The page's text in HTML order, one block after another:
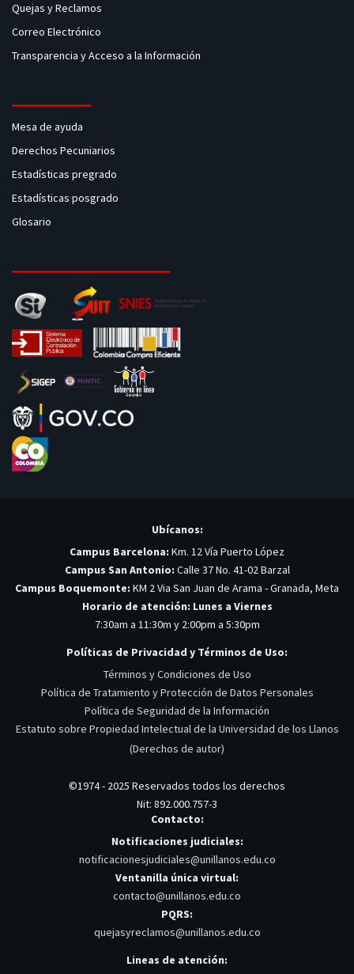
Quejas y Reclamos
Correo Electrónico
Transparencia y Acceso a la Información
Mesa de ayuda
Derechos Pecuniarios
Estadísticas pregrado
Estadísticas posgrado
Glosario
Ubícanos:
Campus Barcelona: Km. 12 Vía Puerto López
Campus San Antonio: Calle 37 No. 41-02 Barzal
Campus Boquemonte: KM 2 Via San Juan de Arama - Granada, Meta
Horario de atención: Lunes a Viernes
7:30am a 11:30m y 2:00pm a 5:30pm
Políticas de Privacidad y Términos de Uso:
Términos y Condiciones de Uso
Política de Tratamiento y Protección de Datos Personales
Política de Seguridad de la Información
Estatuto sobre Propiedad Intelectual de la Universidad de los Llanos
(Derechos de autor)
©1974 - 2025 Reservados todos los derechos
Nit: 892.000.757-3
Contacto:
Notificaciones judiciales:
notificacionesjudiciales@unillanos.edu.co
Ventanilla única virtual:
contacto@unillanos.edu.co
PQRS:
quejasyreclamos@unillanos.edu.co
Lineas de atención: